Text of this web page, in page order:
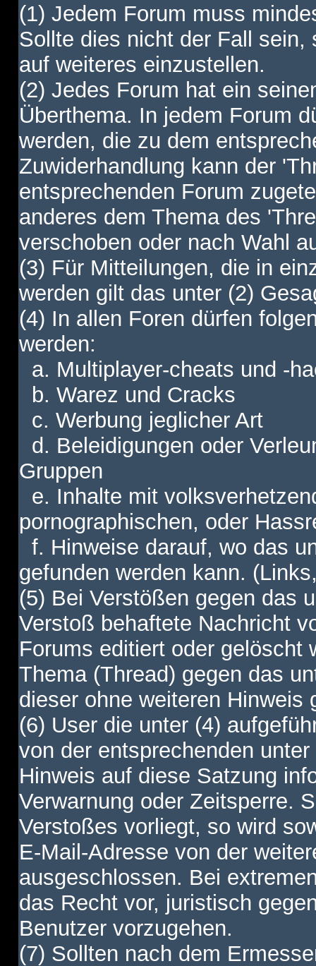
(1) Jedem Forum muss
Sollte dies nicht der Fall
auf weiteres einzustellen.
(2) Jedes Forum hat ein
Überthema. In jedem Forum
werden, die zu dem
Zuwiderhandlung kann der
entsprechenden Forum
anderes dem Thema des
verschoben oder nach Wahl
(3) Für Mitteilungen, die in
werden gilt das unter (2)
(4) In allen Foren dürfen
werden:
a. Multiplayer-cheats und -
b. Warez und Cracks
c. Werbung jeglicher Art
d. Beleidigungen oder
Gruppen
e. Inhalte mit
pornographischen, oder
f. Hinweise darauf, wo das
gefunden werden kann.
(5) Bei Verstößen gegen das
Verstoß behaftete Nachricht
Forums editiert oder gelöscht
Thema (Thread) gegen das
dieser ohne weiteren Hinweis
(6) User die unter (4)
von der entsprechenden
Hinweis auf diese Satzung
Verwarnung oder Zeitsperre.
Verstoßes vorliegt, so wird
E-Mail-Adresse von der
ausgeschlossen. Bei
das Recht vor, juristisch
Benutzer vorzugehen.
(7) Sollten nach dem